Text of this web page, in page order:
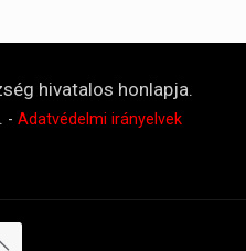
hivatalos honlapja.
- Adatvédelmi irányelvek